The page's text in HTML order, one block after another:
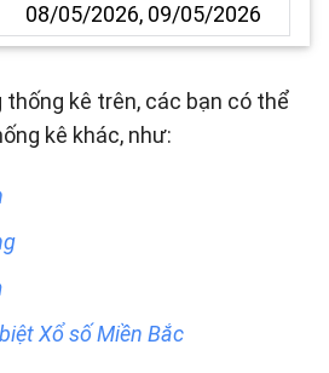
08/05/2026, 09/05/2026
thống kê trên, các bạn có thể
kê khác, như:
Xổ số Miền Bắc